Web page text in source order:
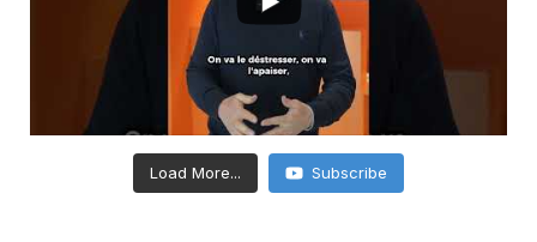
Load More... Subscribe